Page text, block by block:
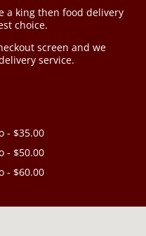
a king then food delivery
choice.
screen and we
service.
- $35.00
- $50.00
- $60.00